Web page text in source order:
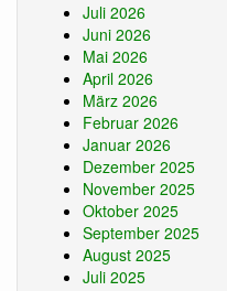
Juli 2026
Juni 2026
Mai 2026
April 2026
März 2026
Februar 2026
Januar 2026
Dezember 2025
November 2025
Oktober 2025
September 2025
August 2025
Juli 2025